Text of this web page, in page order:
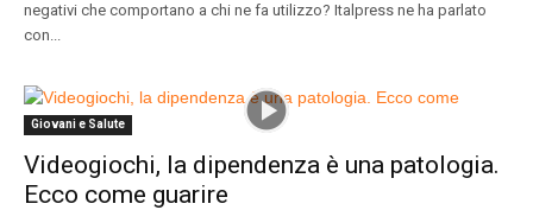
negativi che comportano a chi ne fa utilizzo? Italpress ne ha parlato
con...
Giovani e Salute
Videogiochi, la dipendenza è una patologia.
Ecco come guarire